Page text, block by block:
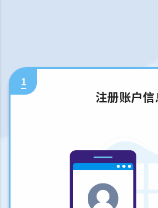
1
注册账户